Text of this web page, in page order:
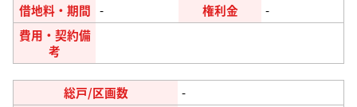
借地料・期間 - 権利金
-
費用・契約備
考
総戸/区画数
-